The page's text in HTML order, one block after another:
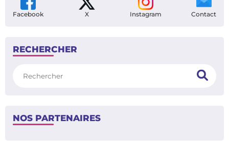
Facebook X Instagram Contact
RECHERCHER
NOS PARTENAIRES